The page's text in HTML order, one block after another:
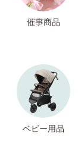
催事商品
ベビー用品